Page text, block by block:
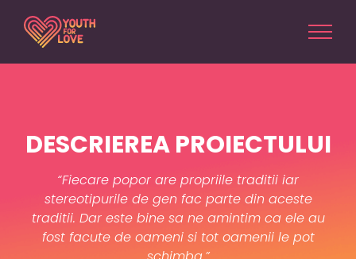
content
DESCRIEREA PROIECTULUI
“Fiecare popor are propriile traditii iar
stereotipurile de gen fac parte din aceste
traditii. Dar este bine sa ne amintim ca ele au
fost facute de oameni si tot oamenii le pot